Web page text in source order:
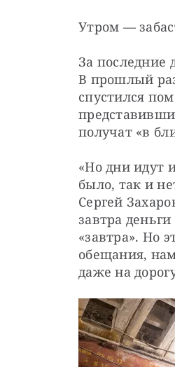
Утром —
За последние
В прошлый
спустился
получат «в
«Но дни идут
было, так и
Сергей
завтра
«завтра». Но
обещания,
даже на